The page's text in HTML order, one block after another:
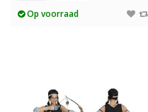
Op voorraad